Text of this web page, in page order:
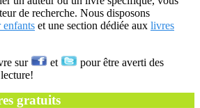
de recherche. Nous disposons
et une section dédiée aux livres
sur et
pour être averti des
gratuits